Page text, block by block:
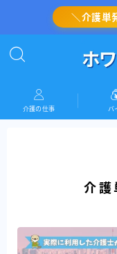
＼介護単
MENU
介護の転職対策
お問い合わせ
介護の仕事 バ
介護